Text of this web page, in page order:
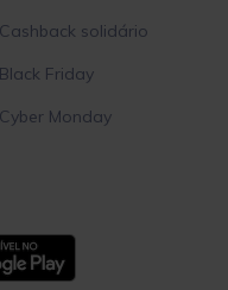
Cashback solidário
Black Friday
Cyber Monday